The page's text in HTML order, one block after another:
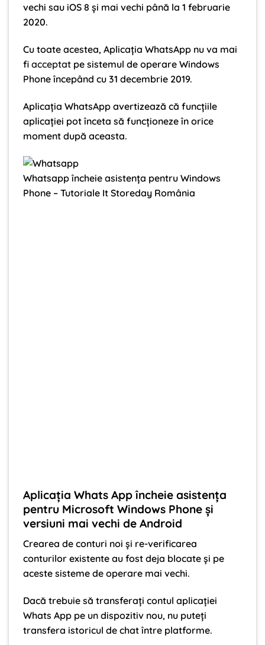
vechi sau iOS 8 și mai vechi până la 1 februarie
2020.
Cu toate acestea, Aplicația WhatsApp nu va mai
fi acceptat pe sistemul de operare Windows
Phone începând cu 31 decembrie 2019.
Aplicația WhatsApp avertizează că funcțiile
aplicației pot înceta să funcționeze în orice
moment după aceasta.
Whatsapp încheie asistența pentru Windows
Phone – Tutoriale It Storeday România
Aplicația Whats App încheie asistența
pentru Microsoft Windows Phone și
versiuni mai vechi de Android
Crearea de conturi noi și re-verificarea
conturilor existente au fost deja blocate și pe
aceste sisteme de operare mai vechi.
Dacă trebuie să transferați contul aplicației
Whats App pe un dispozitiv nou, nu puteți
transfera istoricul de chat între platforme.